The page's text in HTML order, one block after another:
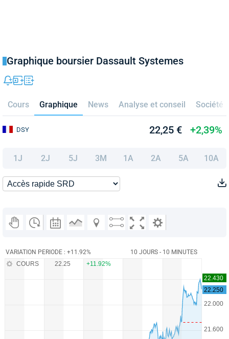
Graphique boursier Dassault Systemes
Cours Graphique News Analyse et conseil Société
DSY 22,25 € +2,39%
1J 2J 5J 3M 1A 2A 5A 10A
VARIATION PERIODE : +11.92% 10 JOURS - 10 MINUTES
COURS 22.25 +11.92%